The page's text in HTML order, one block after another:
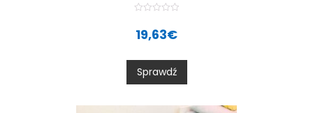
0
o
u
t
19,63€
Sprawdź